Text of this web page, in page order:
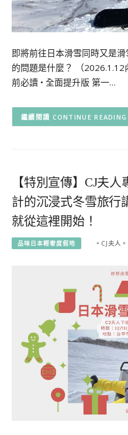
即將前往日本滑雪同時又是
的問題是什麼？ （
前必讀 • 全面提升版 第一…
CONTINUE READING
【特別宣傳】CJ夫
計的沉浸式冬雪旅行
就從這裡開始！
品味日本輕奢度假地 。CJ夫人。